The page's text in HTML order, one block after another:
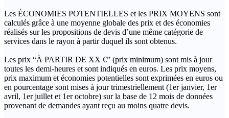
Les ÉCONOMIES POTENTIELLES et les PRIX MOYENS sont
calculés grâce à une moyenne globale des prix et des économies
réalisés sur les propositions de devis d’une même catégorie de
services dans le rayon à partir duquel ils sont obtenus.
Les prix “À PARTIR DE XX €” (prix minimum) sont mis à jour
toutes les demi-heures et sont indiqués en euros. Les prix moyens,
prix maximum et économies potentielles sont exprimées en euros ou
en pourcentage sont mises à jour trimestriellement (1er janvier, 1er
avril, 1er juillet et 1er octobre) sur la base de 12 mois de données
provenant de demandes ayant reçu au moins quatre devis.